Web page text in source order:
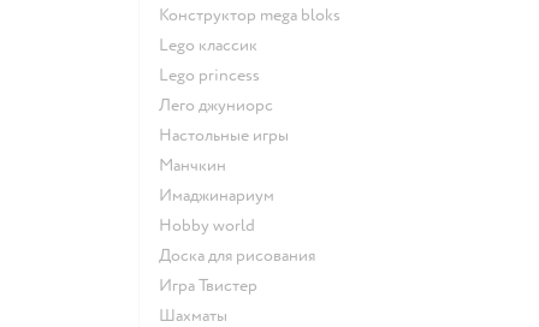
Конструктор mega bloks
Lego классик
Lego princess
Лего джуниорс
Настольные игры
Манчкин
Имаджинариум
Hobby world
Доска для рисования
Игра Твистер
Шахматы